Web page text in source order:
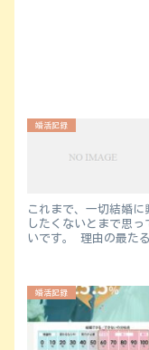
婚活記録
これまで、一切結婚
したくないとまで思
いです。 理由の最たるは。母が大変そうだったからです。 わた
婚活記録